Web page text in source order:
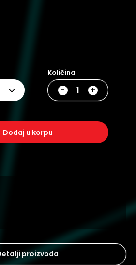
Količina
- +
dodaj u korpu
proizvoda